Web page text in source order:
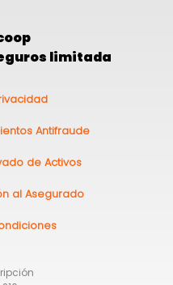
limitada
Antifraude
de Activos
al Asegurado